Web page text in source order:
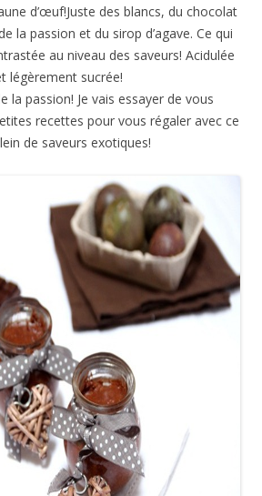
d’œuf!Juste des blancs, du chocolat
la passion et du sirop d’agave. Ce qui
au niveau des saveurs! Acidulée
légèrement sucrée!
la passion! Je vais essayer de vous
recettes pour vous régaler avec ce
de saveurs exotiques!